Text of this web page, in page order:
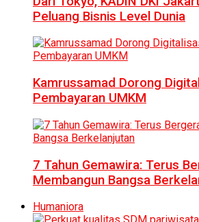
Peluang Bisnis Level Dunia
Kamrussamad Dorong
Pembayaran UMKM
7 Tahun Gemawira: Terus
Membangun Bangsa
Humaniora